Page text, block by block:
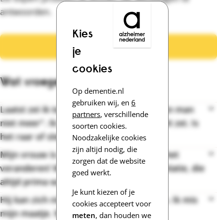
Kies
je
cookies
Op dementie.nl
gebruiken wij, en 6
partners, verschillende
soorten cookies.
Noodzakelijke cookies
zijn altijd nodig, die
zorgen dat de website
goed werkt.
Je kunt kiezen of je
cookies accepteert voor
meten, dan houden we
antwoorden.
Stel je vraag
Wat vroegen andere mensen?
Laatst zei ik tegen mijn zus: "Henk is mijn man
niet meer". Ik schrok er zelf van dat ik dit zei. Is
het raar of slecht om zoiets te denken?
Mijn vrouw is door de dementie zo aan het
veranderen! Wat kan ik doen om onze relatie, die
altijd prima was, goed te houden?
Hij kan zich niet meer in mij verplaatsen. Ik mis
mijn maatje. Wat kan ik doen?